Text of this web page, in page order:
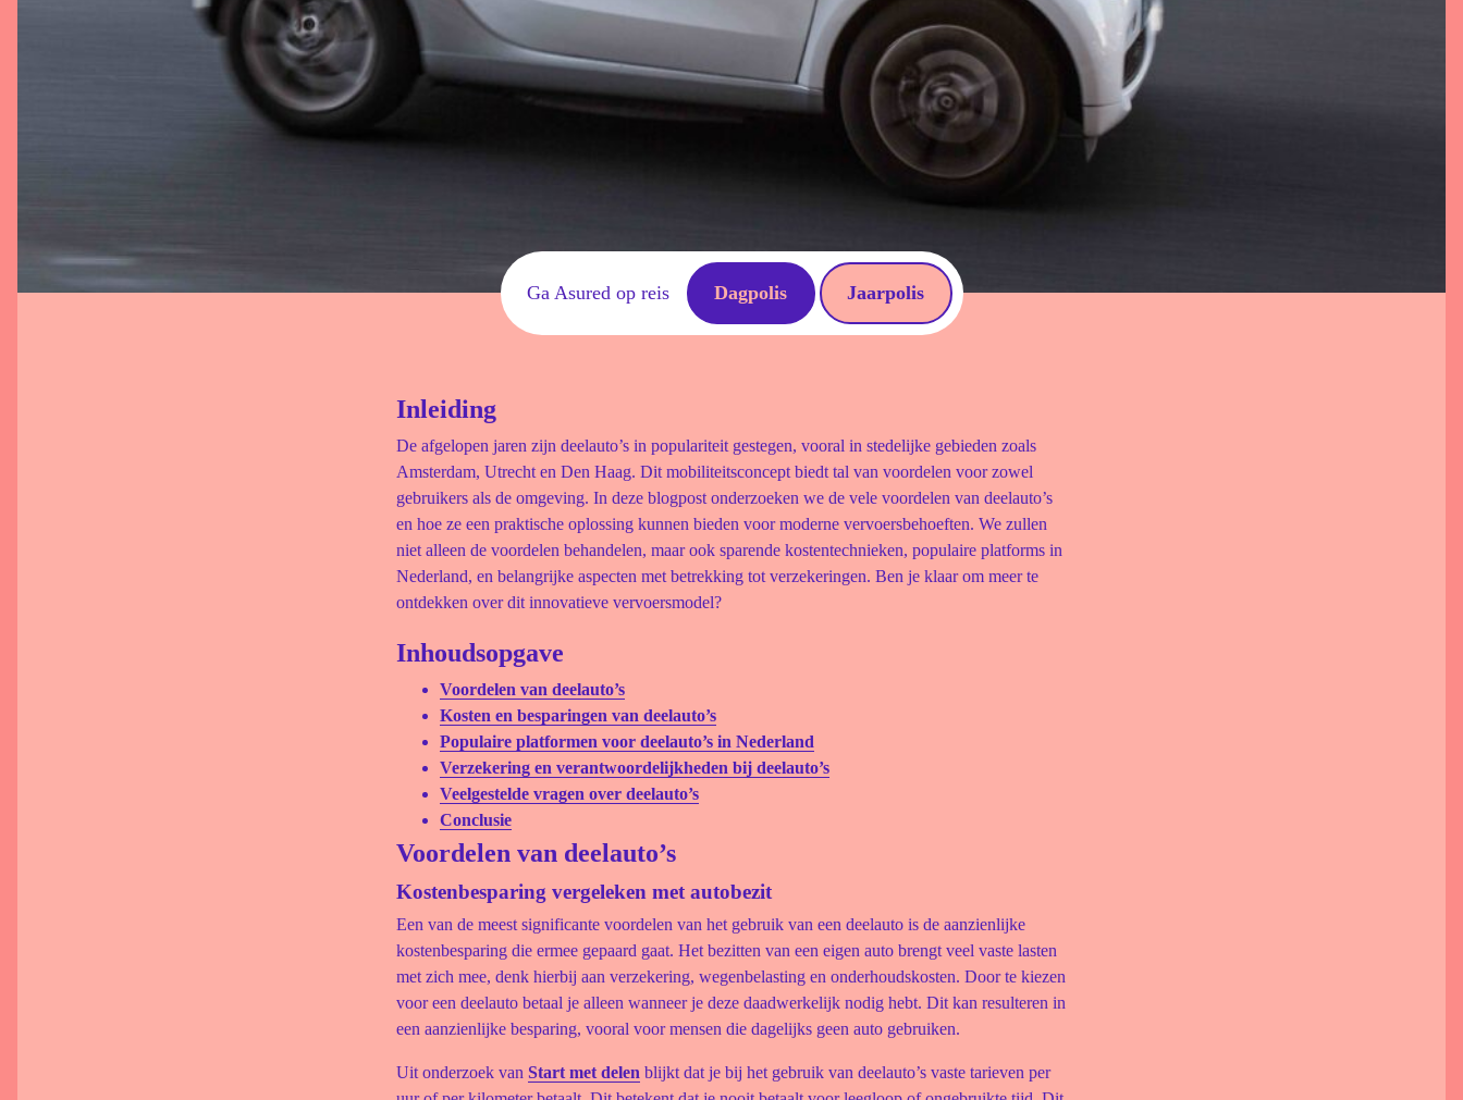
Ga Asured op reis Dagpolis Jaarpolis
Inleiding
De afgelopen jaren zijn deelauto’s in populariteit gestegen, vooral in stedelijke gebieden zoals
Amsterdam, Utrecht en Den Haag. Dit mobiliteitsconcept biedt tal van voordelen voor zowel
gebruikers als de omgeving. In deze blogpost onderzoeken we de vele voordelen van deelauto’s
en hoe ze een praktische oplossing kunnen bieden voor moderne vervoersbehoeften. We zullen
niet alleen de voordelen behandelen, maar ook sparende kostentechnieken, populaire platforms in
Nederland, en belangrijke aspecten met betrekking tot verzekeringen. Ben je klaar om meer te
ontdekken over dit innovatieve vervoersmodel?
Inhoudsopgave
Voordelen van deelauto’s
Kosten en besparingen van deelauto’s
Populaire platformen voor deelauto’s in Nederland
Verzekering en verantwoordelijkheden bij deelauto’s
Veelgestelde vragen over deelauto’s
Conclusie
Voordelen van deelauto’s
Kostenbesparing vergeleken met autobezit
Een van de meest significante voordelen van het gebruik van een deelauto is de aanzienlijke
kostenbesparing die ermee gepaard gaat. Het bezitten van een eigen auto brengt veel vaste lasten
met zich mee, denk hierbij aan verzekering, wegenbelasting en onderhoudskosten. Door te kiezen
voor een deelauto betaal je alleen wanneer je deze daadwerkelijk nodig hebt. Dit kan resulteren in
een aanzienlijke besparing, vooral voor mensen die dagelijks geen auto gebruiken.
Uit onderzoek van Start met delen blijkt dat je bij het gebruik van deelauto’s vaste tarieven per